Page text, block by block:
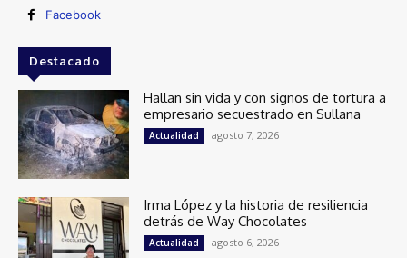
Facebook
Destacado
Hallan sin vida y con signos de tortura a
empresario secuestrado en Sullana
Actualidad agosto 7, 2026
Irma López y la historia de resiliencia
detrás de Way Chocolates
Actualidad agosto 6, 2026